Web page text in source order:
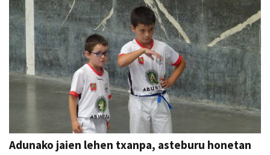
Adunako jaien lehen txanpa, asteburu honetan